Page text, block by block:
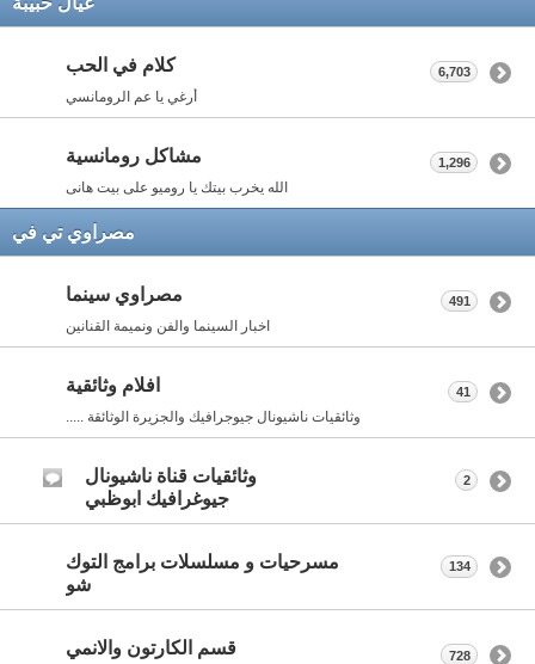
كلام في الحب
أرغي يا عم الرومانسي
6,703
مشاكل رومانسية
الله يخرب بيتك يا روميو على بيت هانى
1,296
مصراوي تي في
مصراوي سينما
اخبار السينما والفن ونميمة القنانين
491
افلام وثائقية
وثائقيات ناشيونال جيوجرافيك والجزيرة الوثائقة .....
41
وثائقيات قناة ناشيونال
جيوغرافيك ابوظبي
2
مسرحيات و مسلسلات برامج التوك
شو
134
قسم الكارتون والانمي 728